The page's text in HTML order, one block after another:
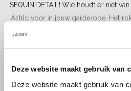
Deze website maakt gebruik van
Deze website maakt gebruik van
SEQUIN DETAIL! Wie houdt er niet
Astrid voor in jouw garderobe. Het
stof en sequins. Een echte
Maat: